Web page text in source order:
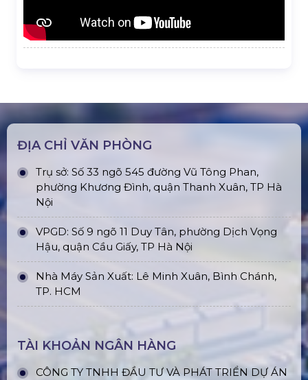
ĐỊA CHỈ VĂN PHÒNG
Trụ sở: Số 33 ngõ 545 đường Vũ Tông Phan,
phường Khương Đình, quận Thanh Xuân, TP Hà
Nội
VPGD: Số 9 ngõ 11 Duy Tân, phường Dịch Vọng
Hậu, quận Cầu Giấy, TP Hà Nội
Nhà Máy Sản Xuất: Lê Minh Xuân, Bình Chánh,
TP. HCM
TÀI KHOẢN NGÂN HÀNG
CÔNG TY TNHH ĐẦU TƯ VÀ PHÁT TRIỂN DỰ ÁN